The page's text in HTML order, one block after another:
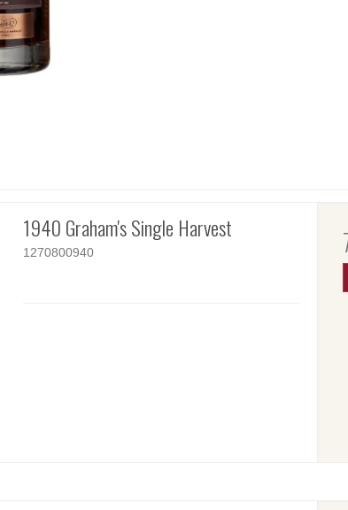
1940 Graham's Single Harvest
1270800940